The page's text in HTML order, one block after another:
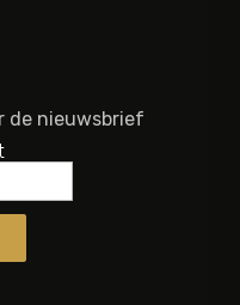
de nieuwsbrief